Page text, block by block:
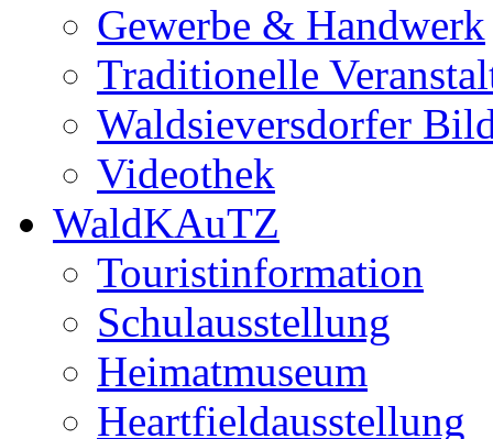
Gewerbe & Handwerk
Traditionelle
Waldsieversdorfer
Videothek
WaldKAuTZ
Touristinformation
Schulausstellung
Heimatmuseum
Heartfieldausstellung